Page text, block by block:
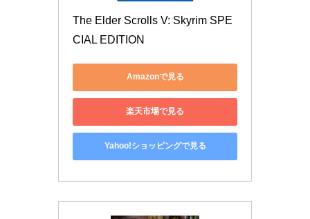
The Elder Scrolls V: Skyrim SPE
CIAL EDITION
Amazonで見る
楽天市場で見る
Yahoo!ショッピングで見る